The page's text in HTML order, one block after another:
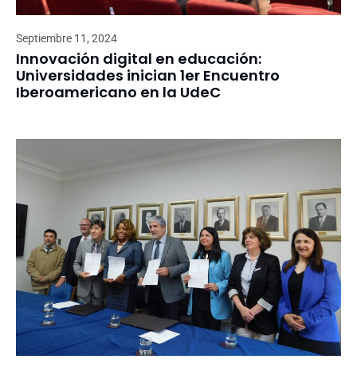
Septiembre 11, 2024
Innovación digital en educación:
Universidades inician 1er Encuentro
Iberoamericano en la UdeC